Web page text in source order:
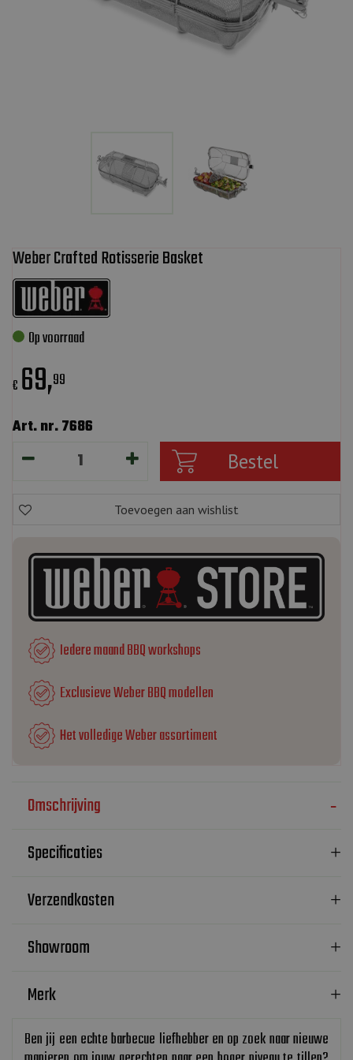
Weber Crafted Rotisserie Basket
€ 69,99
Op voorraad
Art. nr. 7686
Iedere maand BBQ workshops
Exclusieve Weber BBQ modellen
Het volledige Weber assortiment
Omschrijving
Specificaties
Verzendkosten
Showroom
Merk
Ben jij een echte barbecue liefhebber en op zoek naar nieuwe